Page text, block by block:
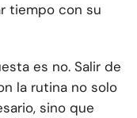
tiempo con su
es no. Salir de
la rutina no solo
sino que